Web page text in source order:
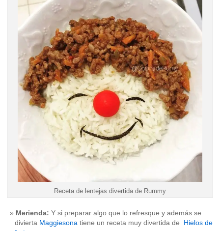
Receta de lentejas divertida de Rummy
Merienda: Y si preparar algo que lo refresque y además se
divierta Maggiesona tiene un receta muy divertida de Hielos de